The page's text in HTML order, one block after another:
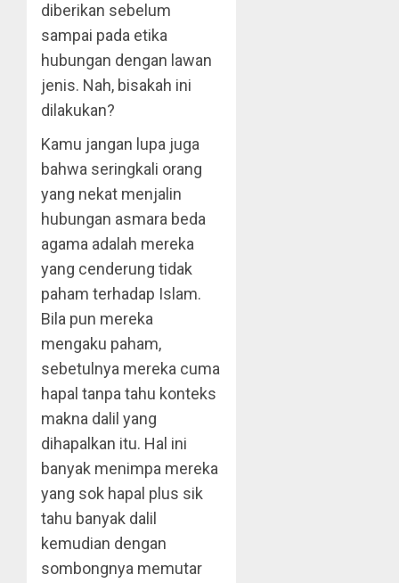
diberikan sebelum
sampai pada etika
hubungan dengan lawan
jenis. Nah, bisakah ini
dilakukan?
Kamu jangan lupa juga
bahwa seringkali orang
yang nekat menjalin
hubungan asmara beda
agama adalah mereka
yang cenderung tidak
paham terhadap Islam.
Bila pun mereka
mengaku paham,
sebetulnya mereka cuma
hapal tanpa tahu konteks
makna dalil yang
dihapalkan itu. Hal ini
banyak menimpa mereka
yang sok hapal plus sik
tahu banyak dalil
kemudian dengan
sombongnya memutar